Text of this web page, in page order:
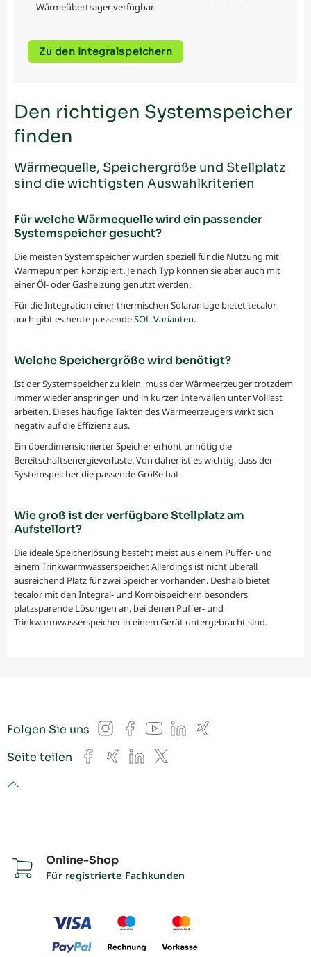
Wärmeübertrager verfügbar
Zu den Integralspeichern
Den richtigen Systemspeicher
finden
Wärmequelle, Speichergröße und Stellplatz
sind die wichtigsten Auswahlkriterien
Für welche Wärmequelle wird ein passender
Systemspeicher gesucht?
Die meisten Systemspeicher wurden speziell für die Nutzung mit
Wärmepumpen konzipiert. Je nach Typ können sie aber auch mit
einer Öl- oder Gasheizung genutzt werden.
Für die Integration einer thermischen Solaranlage bietet tecalor
auch gibt es heute passendeSOL-Varianten.
Welche Speichergröße wird benötigt?
Ist der Systemspeicher zu klein, muss der Wärmeerzeuger trotzdem
immer wieder anspringen und in kurzen Intervallen unter Volllast
arbeiten. Dieses häufige Takten des Wärmeerzeugers wirkt sich
negativ auf die Effizienz aus.
Ein überdimensionierter Speicher erhöht unnötig die
Bereitschaftsenergieverluste. Von daher ist es wichtig, dass der
Systemspeicher die passende Größe hat.
Wie groß ist der verfügbare Stellplatz am
Aufstellort?
Die ideale Speicherlösung besteht meist aus einem Puffer- und
einem Trinkwarmwasserspeicher. Allerdings ist nicht überall
ausreichend Platz für zwei Speicher vorhanden. Deshalb bietet
tecalor mit den Integral- und Kombispeichern besonders
platzsparende Lösungen an, bei denen Puffer- und
Trinkwarmwasserspeicher in einem Gerät untergebracht sind.
Folgen Sie uns Instagram
Facebook
YouTube
LinkedIn
Xing
Seite teilen Facebook
XingLinkedIn
X
to top
Online-Shop
Für registrierte Fachkunden